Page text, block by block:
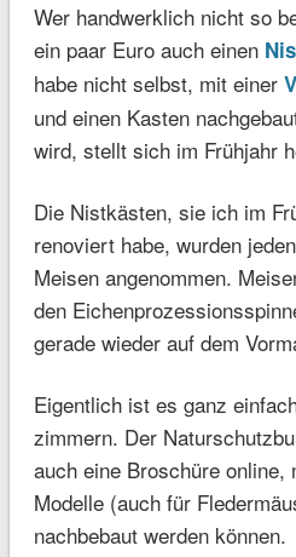
Wer handwerklich nicht so
ein paar Euro auch einen
habe nicht selbst, mit einer
und einen Kasten
wird, stellt sich im Frühjahr
Die Nistkästen, sie ich im
renoviert habe, wurden
Meisen angenommen.
den
gerade wieder auf dem
Eigentlich ist es ganz
zimmern. Der
auch eine Broschüre online,
Modelle (auch für
nachbebaut werden können.